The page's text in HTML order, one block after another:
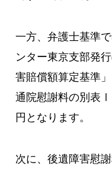
一方、弁護士基準
ンター東京支部発
害賠償額算定基準
通院慰謝料の別表
円となります。
次に、後遺障害慰謝